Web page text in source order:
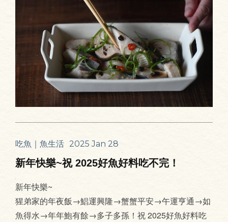
吃魚｜魚生活 2025 Jan 28
新年快樂~祝 2025好魚好料吃不完！
新年快樂~
猩弟家的年夜飯→鯧運興隆→蟹蟹平安→午運亨通→如
魚得水→年年鮑有餘→多子多孫！祝 2025好魚好料吃